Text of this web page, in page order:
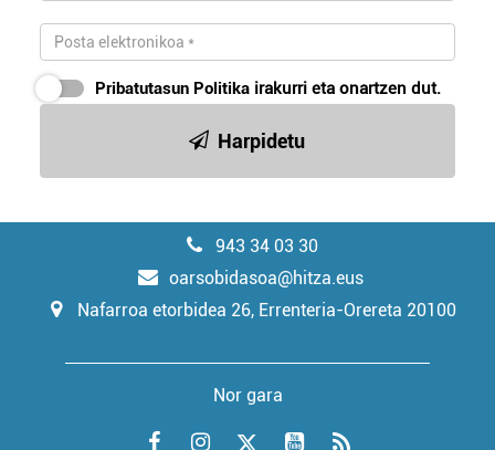
Pribatutasun Politika irakurri eta onartzen dut.
Harpidetu
943 34 03 30
oarsobidasoa@hitza.eus
Nafarroa etorbidea 26, Errenteria-Orereta 20100
Nor gara